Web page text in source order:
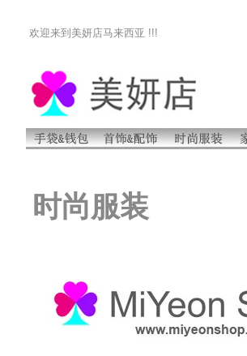
欢迎来到美妍店马来西亚 !!!
时尚服装